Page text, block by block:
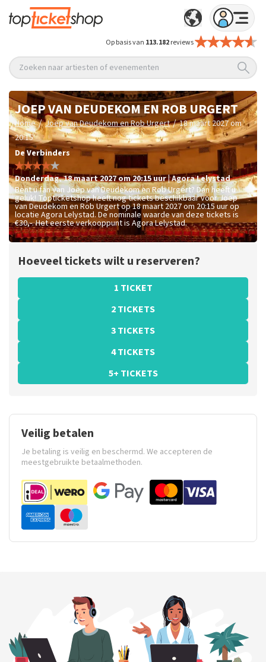
Op basis van 113.182reviews
Zoeken naar artiesten of evenementen
JOEP VAN DEUDEKOM EN ROB URGERT
Home / Joep van Deudekom en Rob Urgert / 18 maart 2027 om
20:15
De Verbinders
donderdag,18 maart 2027 om 20:15uur|AgoraLelystad
Bent u fan van Joep van Deudekom en Rob Urgert? Dan heeft u
geluk! Topticketshop heeft nog tickets beschikbaar voor Joep
van Deudekom en Rob Urgert op 18 maart 2027 om 20:15 uur op
locatie Agora Lelystad. De nominale waarde van deze tickets is
€30,-. Het eerste verkooppunt is Agora Lelystad.
Hoeveel tickets wilt u reserveren?
1 TICKET
2 TICKETS
3 TICKETS
4 TICKETS
5+ TICKETS
Veilig betalen
Je betaling is veilig en beschermd. We accepteren de
meestgebruikte betaalmethoden.